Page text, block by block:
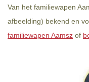
Van het familiewapen
afbeelding) bekend en
familiewapen Aamsz of